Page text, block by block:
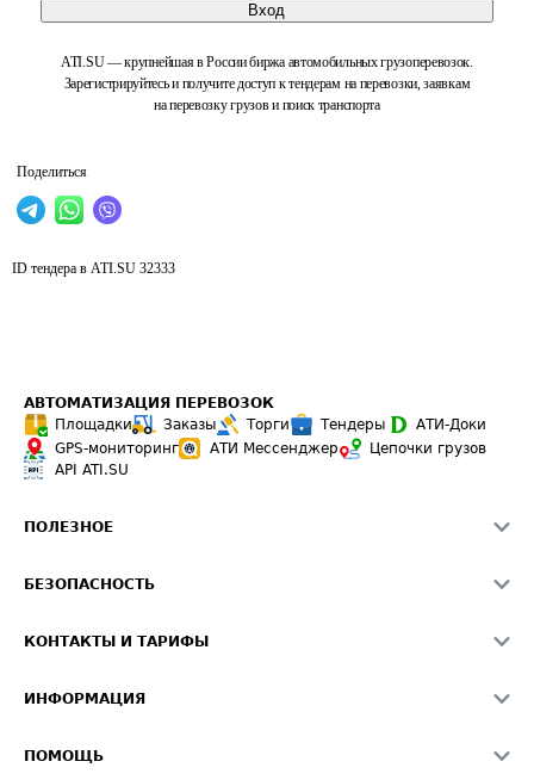
Вход
ATI.SU — крупнейшая в России биржа автомобильных грузоперевозок.
Зарегистрируйтесь и получите доступ к тендерам на перевозки, заявкам
на перевозку грузов и поиск транспорта
Поделиться
ID тендера в ATI.SU 32333
АВТОМАТИЗАЦИЯ ПЕРЕВОЗОК
Площадки
Заказы Торги Тендеры
АТИ-Доки
GPS-мониторинг
АТИ Мессенджер
Цепочки грузов
API ATI.SU
ПОЛЕЗНОЕ
Звезды ATI.SU на вашем сайте
Средние ставки
БЕЗОПАСНОСТЬ
Светофор+
О формировании Паспорта
КОНТАКТЫ И ТАРИФЫ
Реклама на сайте
ИНФОРМАЦИЯ
ПОМОЩЬ